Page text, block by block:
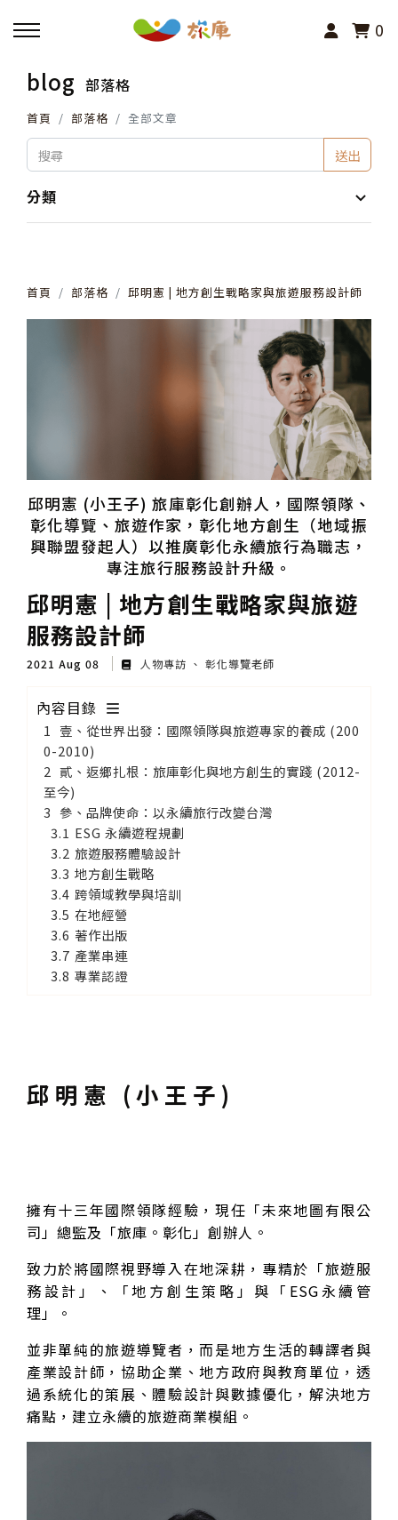
0
回主選單
活動報名
小旅行及主題導覽
其他活動
blog 部落格
首頁 部落格 全部文章
送出
分類
首頁 部落格 邱明憲 | 地方創生戰略家與旅遊服務設計師
邱明憲 (小王子) 旅庫彰化創辦人，國際領隊、
彰化導覽、旅遊作家，彰化地方創生（地域振
興聯盟發起人）以推廣彰化永續旅行為職志，
專注旅行服務設計升級。
邱明憲 | 地方創生戰略家與旅遊
服務設計師
2021 Aug 08 人物專訪 彰化導覽老師
內容目錄
壹、從世界出發：國際領隊與旅遊專家的養成 (200
0-2010)
貳、返鄉扎根：旅庫彰化與地方創生的實踐 (2012-
至今)
參、品牌使命：以永續旅行改變台灣
ESG 永續遊程規劃
旅遊服務體驗設計
地方創生戰略
跨領域教學與培訓
在地經營
著作出版
產業串連
專業認證
邱明憲 (小王子)
擁有十三年國際領隊經驗，現任「未來地圖有限公
司」總監及「旅庫。彰化」創辦人。
致力於將國際視野導入在地深耕，專精於「旅遊服
務設計」、「地方創生策略」與「ESG永續管
理」。
並非單純的旅遊導覽者，而是地方生活的轉譯者與
產業設計師，協助企業、地方政府與教育單位，透
過系統化的策展、體驗設計與數據優化，解決地方
痛點，建立永續的旅遊商業模組。